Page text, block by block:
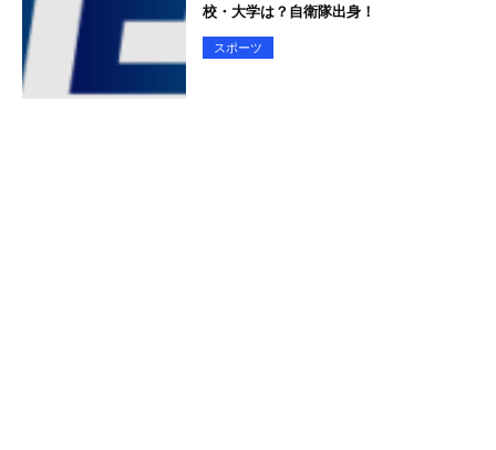
校・大学は？自衛隊出身！
スポーツ